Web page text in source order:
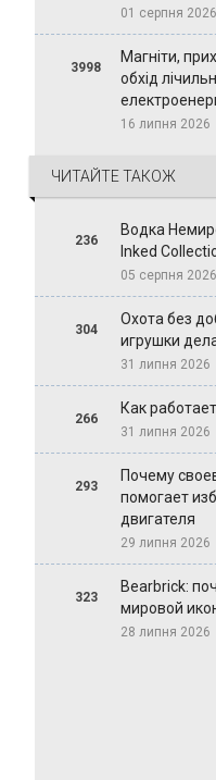
01 серпня 2026
3998
Магніти,
обхід
16 липня 2026
ЧИТАЙТЕ ТАКОЖ
236
Водка
Inked
05 серпня 2026
304
Охота без
игрушки
31 липня 2026
266
Как
31 липня 2026
293
Почему
помогает
двигателя
29 липня 2026
323
Bearbrick:
мировой
28 липня 2026